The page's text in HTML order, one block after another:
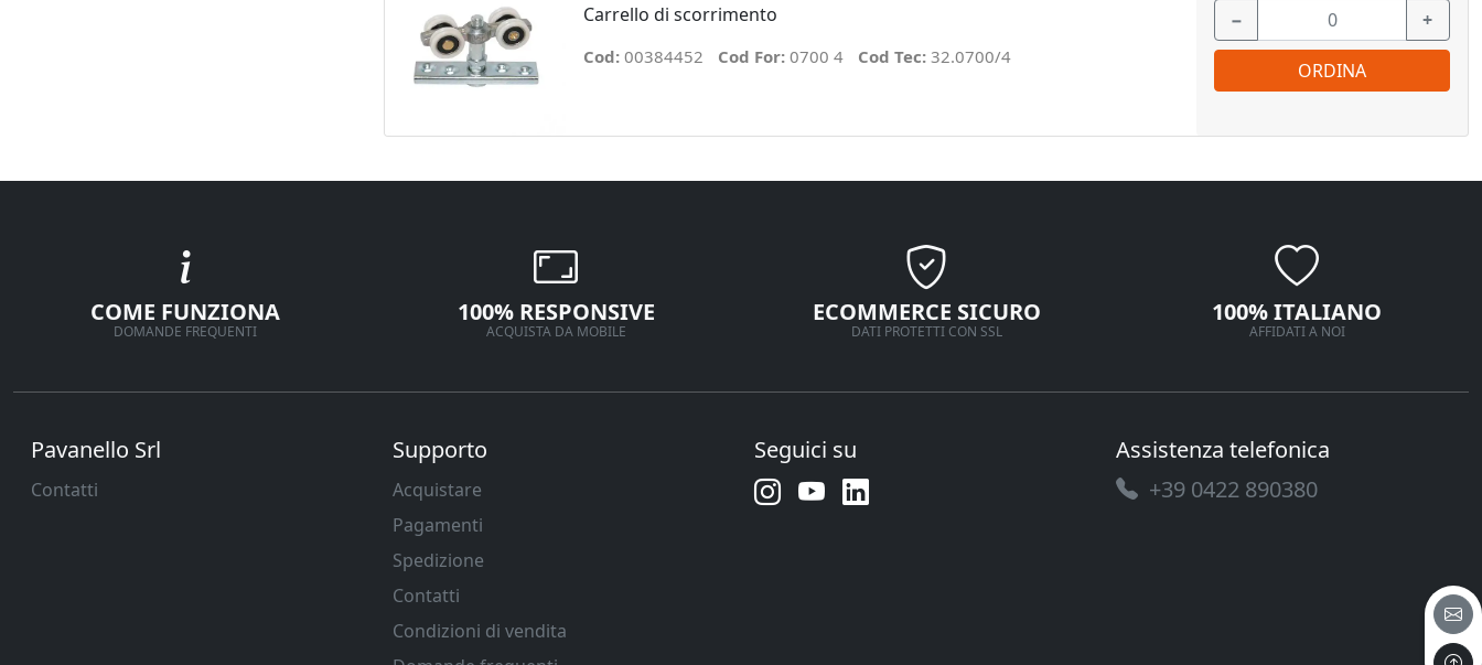
Carrello di scorrimento
Cod: 00384452 Cod For: 0700 4 Cod Tec: 32.0700/4
− +
ORDINA
COME FUNZIONA
DOMANDE FREQUENTI
100% RESPONSIVE
ACQUISTA DA MOBILE
ECOMMERCE SICURO
DATI PROTETTI CON SSL
100% ITALIANO
AFFIDATI A NOI
Pavanello Srl
Contatti
Supporto
Acquistare
Pagamenti
Spedizione
Contatti
Condizioni di vendita
Seguici su
Assistenza telefonica
+39 0422 890380